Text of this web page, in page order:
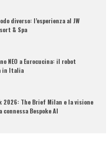
diverso: l’esperienza al JW
& Spa
NEO a Eurocucina: il robot
in Italia
2026: The Brief Milan e la visione
connessa Bespoke AI